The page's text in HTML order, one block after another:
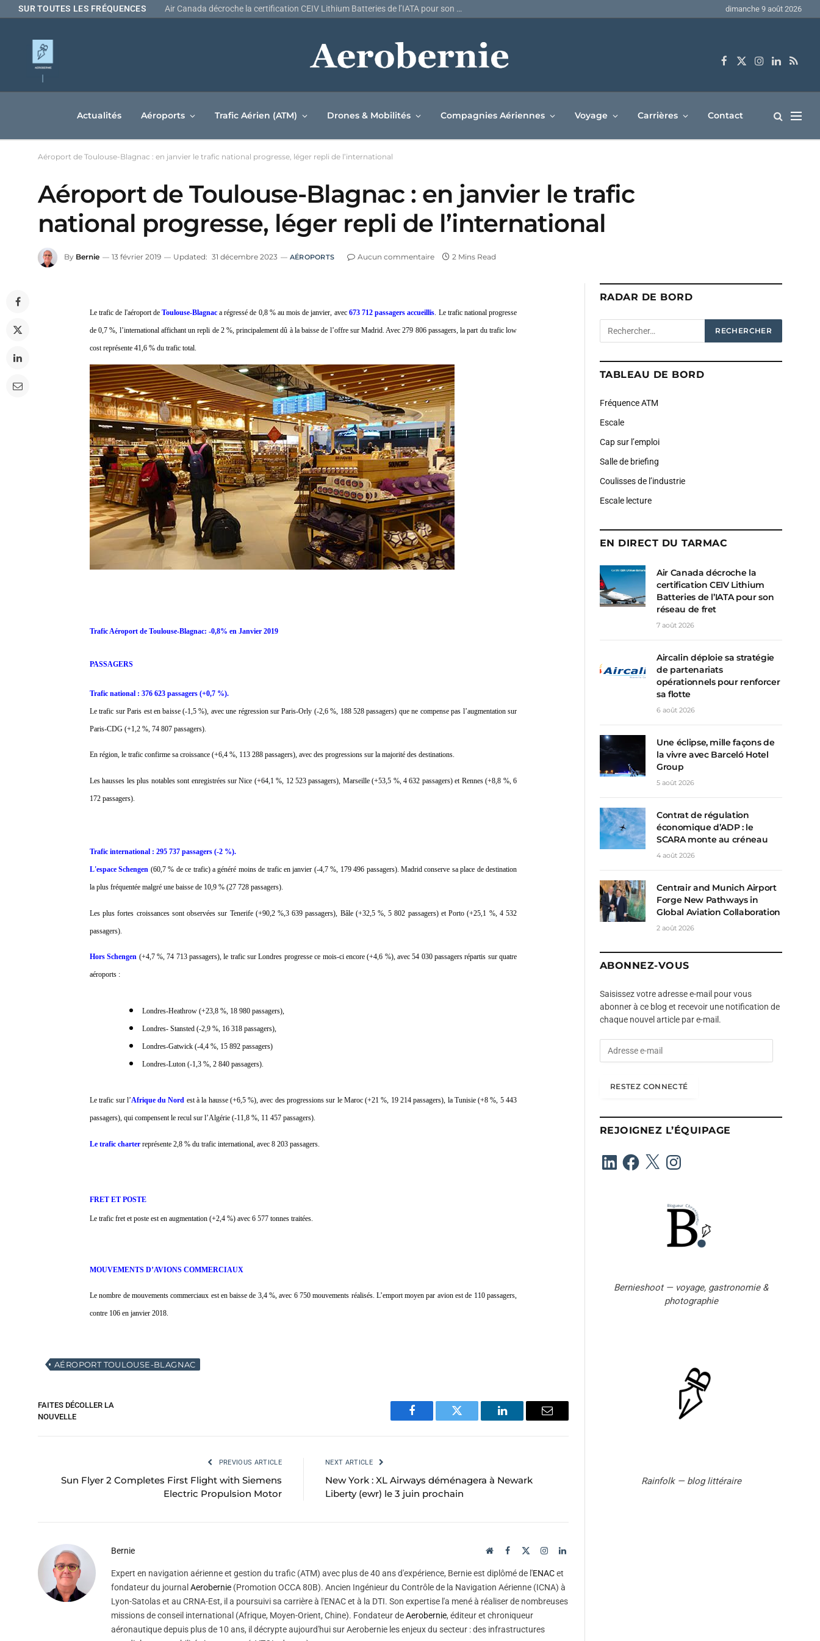
SUR TOUTES LES FRÉQUENCES Air Canada décroche la certification CEIV Lithium Batteries de l’IATA pour son réseau de fret dimanche 9 août 2026
Facebook
X
Instagram
LinkedIn
RSS
Actualités Aéroports Trafic Aérien (ATM) Drones & Mobilités Compagnies Aériennes Voyage Carrières Contact
Aéroport de Toulouse-Blagnac : en janvier le trafic national progresse, léger repli de l’international
Aéroport de Toulouse-Blagnac : en janvier le trafic
national progresse, léger repli de l’international
By Bernie 13 février 2019 Updated: 31 décembre 2023 AÉROPORTS Aucun commentaire 2 Mins Read
Le trafic de l'aéroport de Toulouse-Blagnaca régressé de 0,8 % au mois de janvier, avec 673 712 passagers accueillis. Le trafic national progresse
de 0,7 %, l’international affichant un repli de 2 %, principalement dû à la baisse de l’offre sur Madrid. Avec 279 806 passagers, la part du trafic low
cost représente 41,6 % du trafic total.
Trafic Aéroport de Toulouse-Blagnac: -0,8% en Janvier 2019
PASSAGERS
Trafic national : 376 623 passagers (+0,7 %).
Le trafic sur Paris est en baisse (-1,5 %), avec une régression sur Paris-Orly (-2,6 %, 188 528 passagers) que ne compense pas l’augmentation sur
Paris-CDG (+1,2 %, 74 807 passagers).
En région, le trafic confirme sa croissance (+6,4 %, 113 288 passagers), avec des progressions sur la majorité des destinations.
Les hausses les plus notables sont enregistrées sur Nice (+64,1 %, 12 523 passagers), Marseille (+53,5 %, 4 632 passagers) et Rennes (+8,8 %, 6
172 passagers).
Trafic international : 295 737 passagers (-2 %).
L'espace Schengen (60,7 % de ce trafic) a généré moins de trafic en janvier (-4,7 %, 179 496 passagers). Madrid conserve sa place de destination
la plus fréquentée malgré une baisse de 10,9 % (27 728 passagers).
Les plus fortes croissances sont observées sur Tenerife (+90,2 %,3 639 passagers), Bâle (+32,5 %, 5 802 passagers) et Porto (+25,1 %, 4 532
passagers).
Hors Schengen (+4,7 %, 74 713 passagers), le trafic sur Londres progresse ce mois-ci encore (+4,6 %), avec 54 030 passagers répartis sur quatre
aéroports :
Londres-Heathrow (+23,8 %, 18 980 passagers),
Londres- Stansted (-2,9 %, 16 318 passagers),
Londres-Gatwick (-4,4 %, 15 892 passagers)
Londres-Luton (-1,3 %, 2 840 passagers).
Le trafic sur l’Afrique du Nord est à la hausse (+6,5 %), avec des progressions sur le Maroc (+21 %, 19 214 passagers), la Tunisie (+8 %, 5 443
passagers), qui compensent le recul sur l’Algérie (-11,8 %, 11 457 passagers).
Le trafic charter représente 2,8 % du trafic international, avec 8 203 passagers.
FRET ET POSTE
Le trafic fret et poste est en augmentation (+2,4 %) avec 6 577 tonnes traitées.
MOUVEMENTS D’AVIONS COMMERCIAUX
Le nombre de mouvements commerciaux est en baisse de 3,4 %, avec 6 750 mouvements réalisés. L’emport moyen par avion est de 110 passagers,
contre 106 en janvier 2018.
AÉROPORT TOULOUSE-BLAGNAC
FAITES DÉCOLLER LA
NOUVELLE
Facebook Twitter LinkedIn Email
PREVIOUS ARTICLE
Sun Flyer 2 Completes First Flight with Siemens
Electric Propulsion Motor
NEXT ARTICLE
New York : XL Airways déménagera à Newark
Liberty (ewr) le 3 juin prochain
Bernie WebsiteFacebook InstagramLinkedIn
Expert en navigation aérienne et gestion du trafic (ATM) avec plus de 40 ans d'expérience, Bernie est diplômé de l'ENACet
fondateur du journal Aerobernie (Promotion OCCA 80B). Ancien Ingénieur du Contrôle de la Navigation Aérienne (ICNA) à
Lyon-Satolas et au CRNA-Est, il a poursuivi sa carrière à l'ENAC et à la DTI. Son expertise l'a mené à réaliser de nombreuses
missions de conseil international (Afrique, Moyen-Orient, Chine). Fondateur deAerobernie, éditeur et chroniqueur
aéronautique depuis plus de 10 ans, il décrypte aujourd'hui sur Aerobernie les enjeux du secteur : des infrastructures
RADAR DE BORD
TABLEAU DE BORD
Fréquence ATM
Escale
Cap sur l’emploi
Salle de briefing
Coulisses de l’industrie
Escale lecture
EN DIRECT DU TARMAC
Air Canada décroche la
certification CEIV Lithium
Batteries de l’IATA pour son
réseau de fret
7 août 2026
Aircalin déploie sa stratégie
de partenariats
opérationnels pour renforcer
sa flotte
6 août 2026
Une éclipse, mille façons de
la vivre avec Barceló Hotel
Group
5 août 2026
Contrat de régulation
économique d’ADP : le
SCARA monte au créneau
4 août 2026
Centrair and Munich Airport
Forge New Pathways in
Global Aviation Collaboration
2 août 2026
ABONNEZ-VOUS
Saisissez votre adresse e-mail pour vous
abonner à ce blog et recevoir une notification de
chaque nouvel article par e-mail.
e
m
a
RESTEZ CONNECTÉ
REJOIGNEZ L’ÉQUIPAGE
LinkedInFacebook
X Instagram
Bernieshoot — voyage, gastronomie &
photographie
Rainfolk — blog littéraire